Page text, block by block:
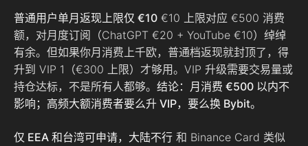
普通用户单月返现上限仅 €10 €10 上限对应 €500 消费
额，对月度订阅（ChatGPT €20 + YouTube €10）绰绰
有余。但如果你月消费上千欧，普通档返现就封顶了，得
升到 VIP 1（€300 上限）才够用。VIP 升级需要交易量或
持仓达标，不是所有人都够。 结论：月消费 €500 以内不
影响；高频大额消费者要么升 VIP，要么换 Bybit。
仅 EEA 和台湾可申请，大陆不行 和 Binance Card 类似